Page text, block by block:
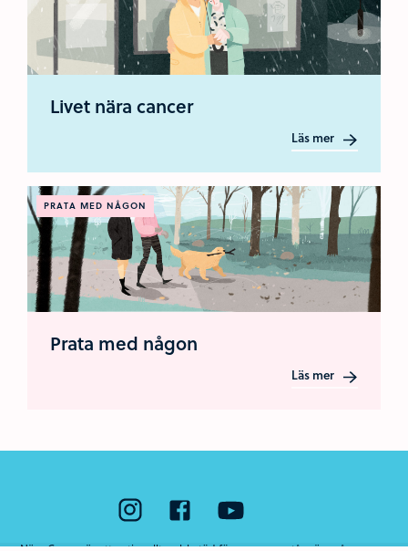
Livet nära cancer
Läs mer
PRATA MED NÅGON
Prata med någon
Läs mer